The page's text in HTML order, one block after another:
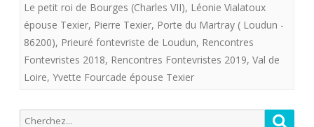
déposés
sur
notre
par
Le petit roi de Bourges (Charles VII), Léonie Vialatoux
épouse Texier, Pierre Texier, Porte du Martray ( Loudun -
86200), Prieuré fontevriste de Loudun, Rencontres
Fontevristes 2018, Rencontres Fontevristes 2019, Val de
Loire, Yvette Fourcade épouse Texier
Recherche